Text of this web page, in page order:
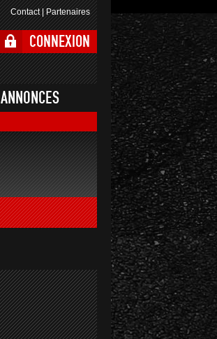
Contact|Partenaires
CONNEXION
ANNONCES